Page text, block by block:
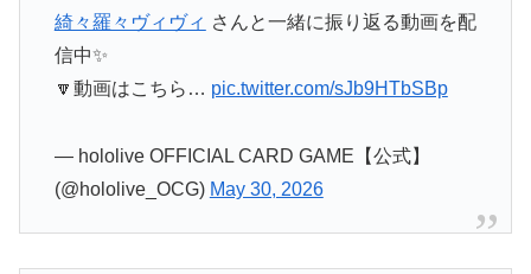
綺々羅々ヴィヴィ さんと一緒に振り返る動画を配
信中✨
🔽動画はこちら… pic.twitter.com/sJb9HTbSBp
— hololive OFFICIAL CARD GAME【公式】
(@hololive_OCG) May 30, 2026